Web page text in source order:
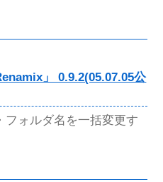
」 0.9.2(05.07.05公
フォルダ名を一括変更す